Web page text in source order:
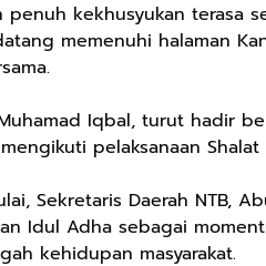
penuh kekhusyukan terasa
memenuhi halaman
Iqbal, turut hadir
pelaksanaan
Sekretaris Daerah NTB,
Idul Adha sebagai
kehidupan masyarakat.